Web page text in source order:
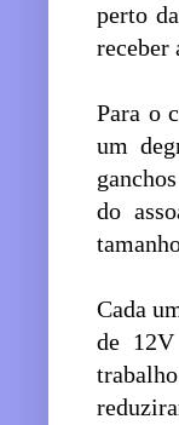
perto
receber
Para o
um
do
Cada
de